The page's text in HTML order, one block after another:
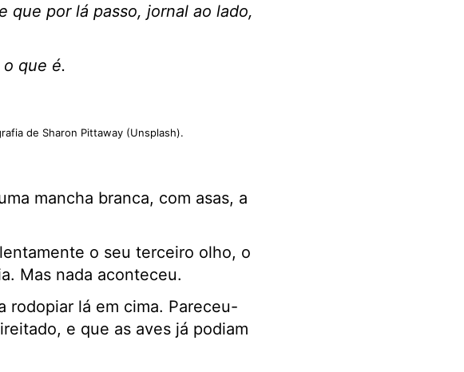
que por lá passo, jornal ao lado,
que é.
de Sharon Pittaway (Unsplash).
mancha branca, com asas, a
o seu terceiro olho, o
Mas nada aconteceu.
rodopiar lá em cima. Pareceu-
e que as aves já podiam